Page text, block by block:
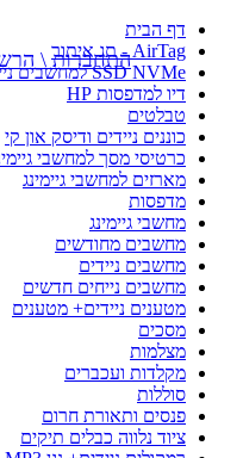
דף הבית
AirTag - תג איתור
SSD NVMe למחשבים נייחים וניידים
דיו למדפסות HP
טבלטים
כוננים ניידים ודיסק און קי
כרטיסי מסך למחשבי
מארזים למחשבי גיימינג
מדפסות
מחשבי גיימינג
מחשבים מחודשים
מחשבים ניידים
מחשבים נייחים חדשים
מטענים ניידים+ מטענים
מסכים
מצלמות
מקלדות ועכברים
סוללות
פנסים ותאורת חרום
ציוד נלווה כבלים תיקים
התחברות \